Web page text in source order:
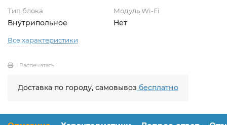
Тип блока
Внутрипольное
Модуль Wi-Fi
Нет
Все характеристики
Распечатать
Доставка по городу, самовывоз бесплатно